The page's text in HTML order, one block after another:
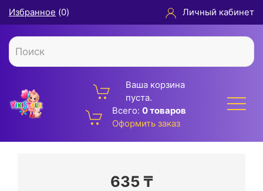
Избранное (0) Личный кабинет
Ваша корзина
пуста.
Всего: 0 товаров
Оформить заказ
635₸